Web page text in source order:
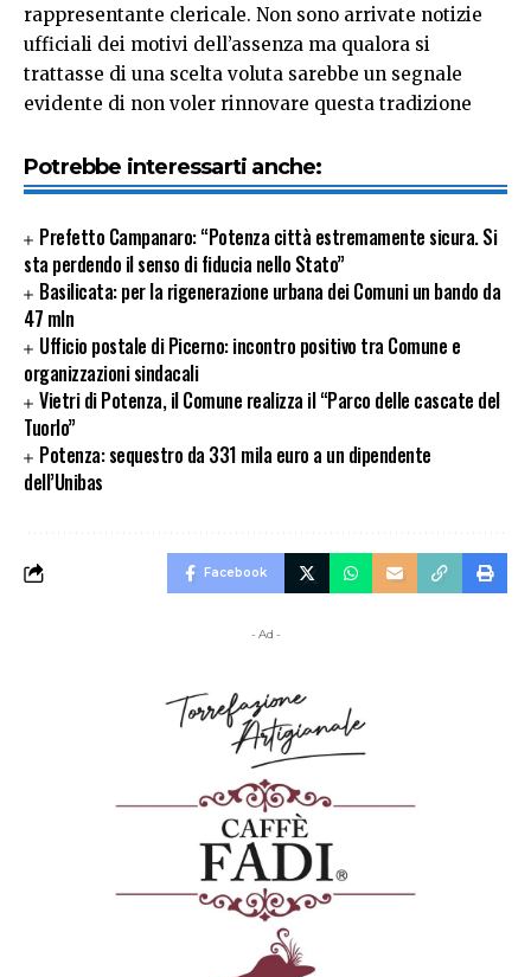
rappresentante clericale. Non sono arrivate notizie
ufficiali dei motivi dell’assenza ma qualora si
trattasse di una scelta voluta sarebbe un segnale
evidente di non voler rinnovare questa tradizione
Potrebbe interessarti anche:
Prefetto Campanaro: “Potenza città estremamente sicura. Si
sta perdendo il senso di fiducia nello Stato”
Basilicata: per la rigenerazione urbana dei Comuni un bando da
47 mln
Ufficio postale di Picerno: incontro positivo tra Comune e
organizzazioni sindacali
Vietri di Potenza, il Comune realizza il “Parco delle cascate del
Tuorlo”
Potenza: sequestro da 331 mila euro a un dipendente
dell’Unibas
Facebook
- Ad -